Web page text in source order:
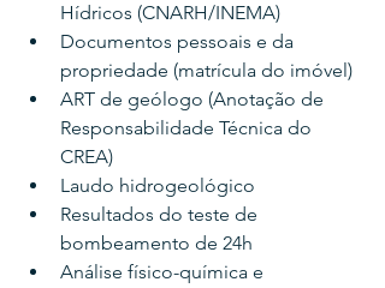
Hídricos (CNARH/INEMA)
Documentos pessoais e da
propriedade (matrícula do imóvel)
ART de geólogo (Anotação de
Responsabilidade Técnica do
CREA)
Laudo hidrogeológico
Resultados do teste de
bombeamento de 24h
Análise físico-química e